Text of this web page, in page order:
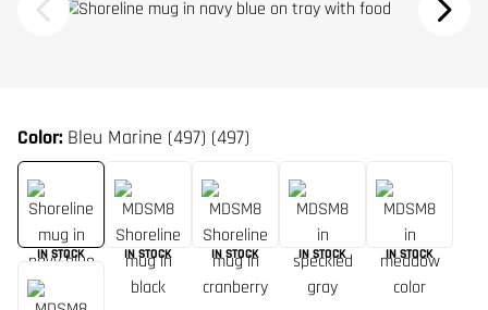
Color: Bleu Marine (497) (497)
IN STOCK IN STOCK IN STOCK IN STOCK IN STOCK